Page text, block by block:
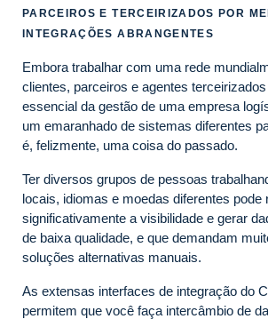
PARCEIROS E TERCEIRIZADOS POR
INTEGRAÇÕES ABRANGENTES
Embora trabalhar com uma rede
clientes, parceiros e agentes
essencial da gestão de uma empresa
um emaranhado de sistemas diferentes
é, felizmente, uma coisa do passado.
Ter diversos grupos de pessoas
locais, idiomas e moedas diferentes pode
significativamente a visibilidade e gerar
de baixa qualidade, e que demandam
soluções alternativas manuais.
As extensas interfaces de integração do
permitem que você faça intercâmbio de